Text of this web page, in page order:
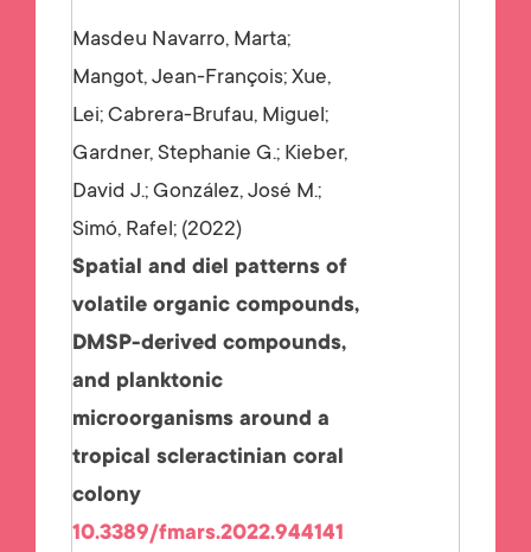
Masdeu Navarro, Marta;
Mangot, Jean-François; Xue,
Lei; Cabrera-Brufau, Miguel;
Gardner, Stephanie G.; Kieber,
David J.; González, José M.;
Simó, Rafel; 2022
Spatial and diel patterns of
volatile organic compounds,
DMSP-derived compounds,
and planktonic
microorganisms around a
tropical scleractinian coral
colony
10.3389/fmars.2022.944141